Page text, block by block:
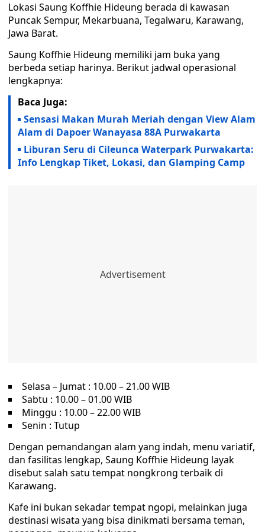
Lokasi Saung Koffhie Hideung berada di kawasan
Puncak Sempur, Mekarbuana, Tegalwaru, Karawang,
Jawa Barat.
Saung Koffhie Hideung memiliki jam buka yang
berbeda setiap harinya. Berikut jadwal operasional
lengkapnya:
Baca Juga:
Sensasi Makan Murah Meriah dengan View Alam
Alam di Dapoer Wanayasa 88A Purwakarta
Liburan Seru di Cileunca Waterpark Purwakarta:
Info Lengkap Tiket, Lokasi, dan Glamping Camp
Selasa – Jumat : 10.00 – 21.00 WIB
Sabtu : 10.00 – 01.00 WIB
Minggu : 10.00 – 22.00 WIB
Senin : Tutup
Dengan pemandangan alam yang indah, menu variatif,
dan fasilitas lengkap, Saung Koffhie Hideung layak
disebut salah satu tempat nongkrong terbaik di
Karawang.
Kafe ini bukan sekadar tempat ngopi, melainkan juga
destinasi wisata yang bisa dinikmati bersama teman,